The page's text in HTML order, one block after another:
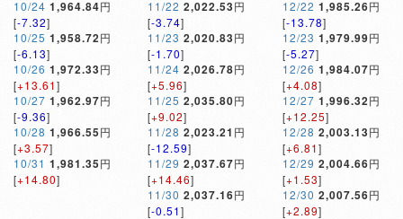
10/24 1,964.84円
[-7.32]
10/25 1,958.72円
[-6.13]
10/26 1,972.33円
[+13.61]
10/27 1,962.97円
[-9.36]
10/28 1,966.55円
[+3.57]
10/31 1,981.35円
[+14.80]
11/22 2,022.53円
[-3.74]
11/23 2,020.83円
[-1.70]
11/24 2,026.78円
[+5.96]
11/25 2,035.80円
[+9.02]
11/28 2,023.21 円
[-12.59]
11/29 2,037.67円
[+14.46]
11/30 2,037.16円
[-0.51]
12/22 1,985.26円
[-13.78]
12/23 1,979.99円
[-5.27]
12/26 1,984.07円
[+4.08]
12/27 1,996.32円
[+12.25]
12/28 2,003.13円
[+6.81]
12/29 2,004.66円
[+1.53]
12/30 2,007.56円
[+2.89]